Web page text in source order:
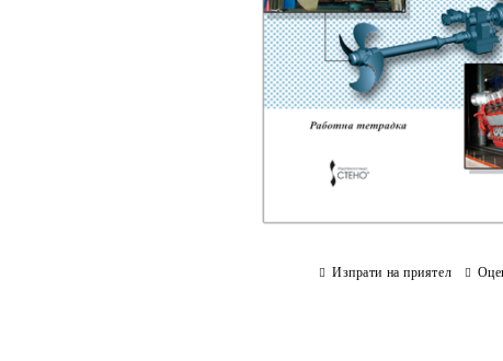
Изпрати на приятел